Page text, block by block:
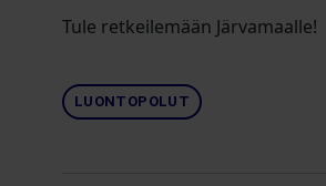
Tule retkeilemään Järvamaalle!
LUONTOPOLUT